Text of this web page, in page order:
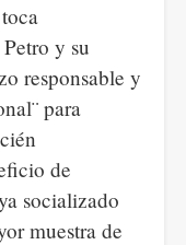
y su
responsable y
para
de
socializado
muestra de